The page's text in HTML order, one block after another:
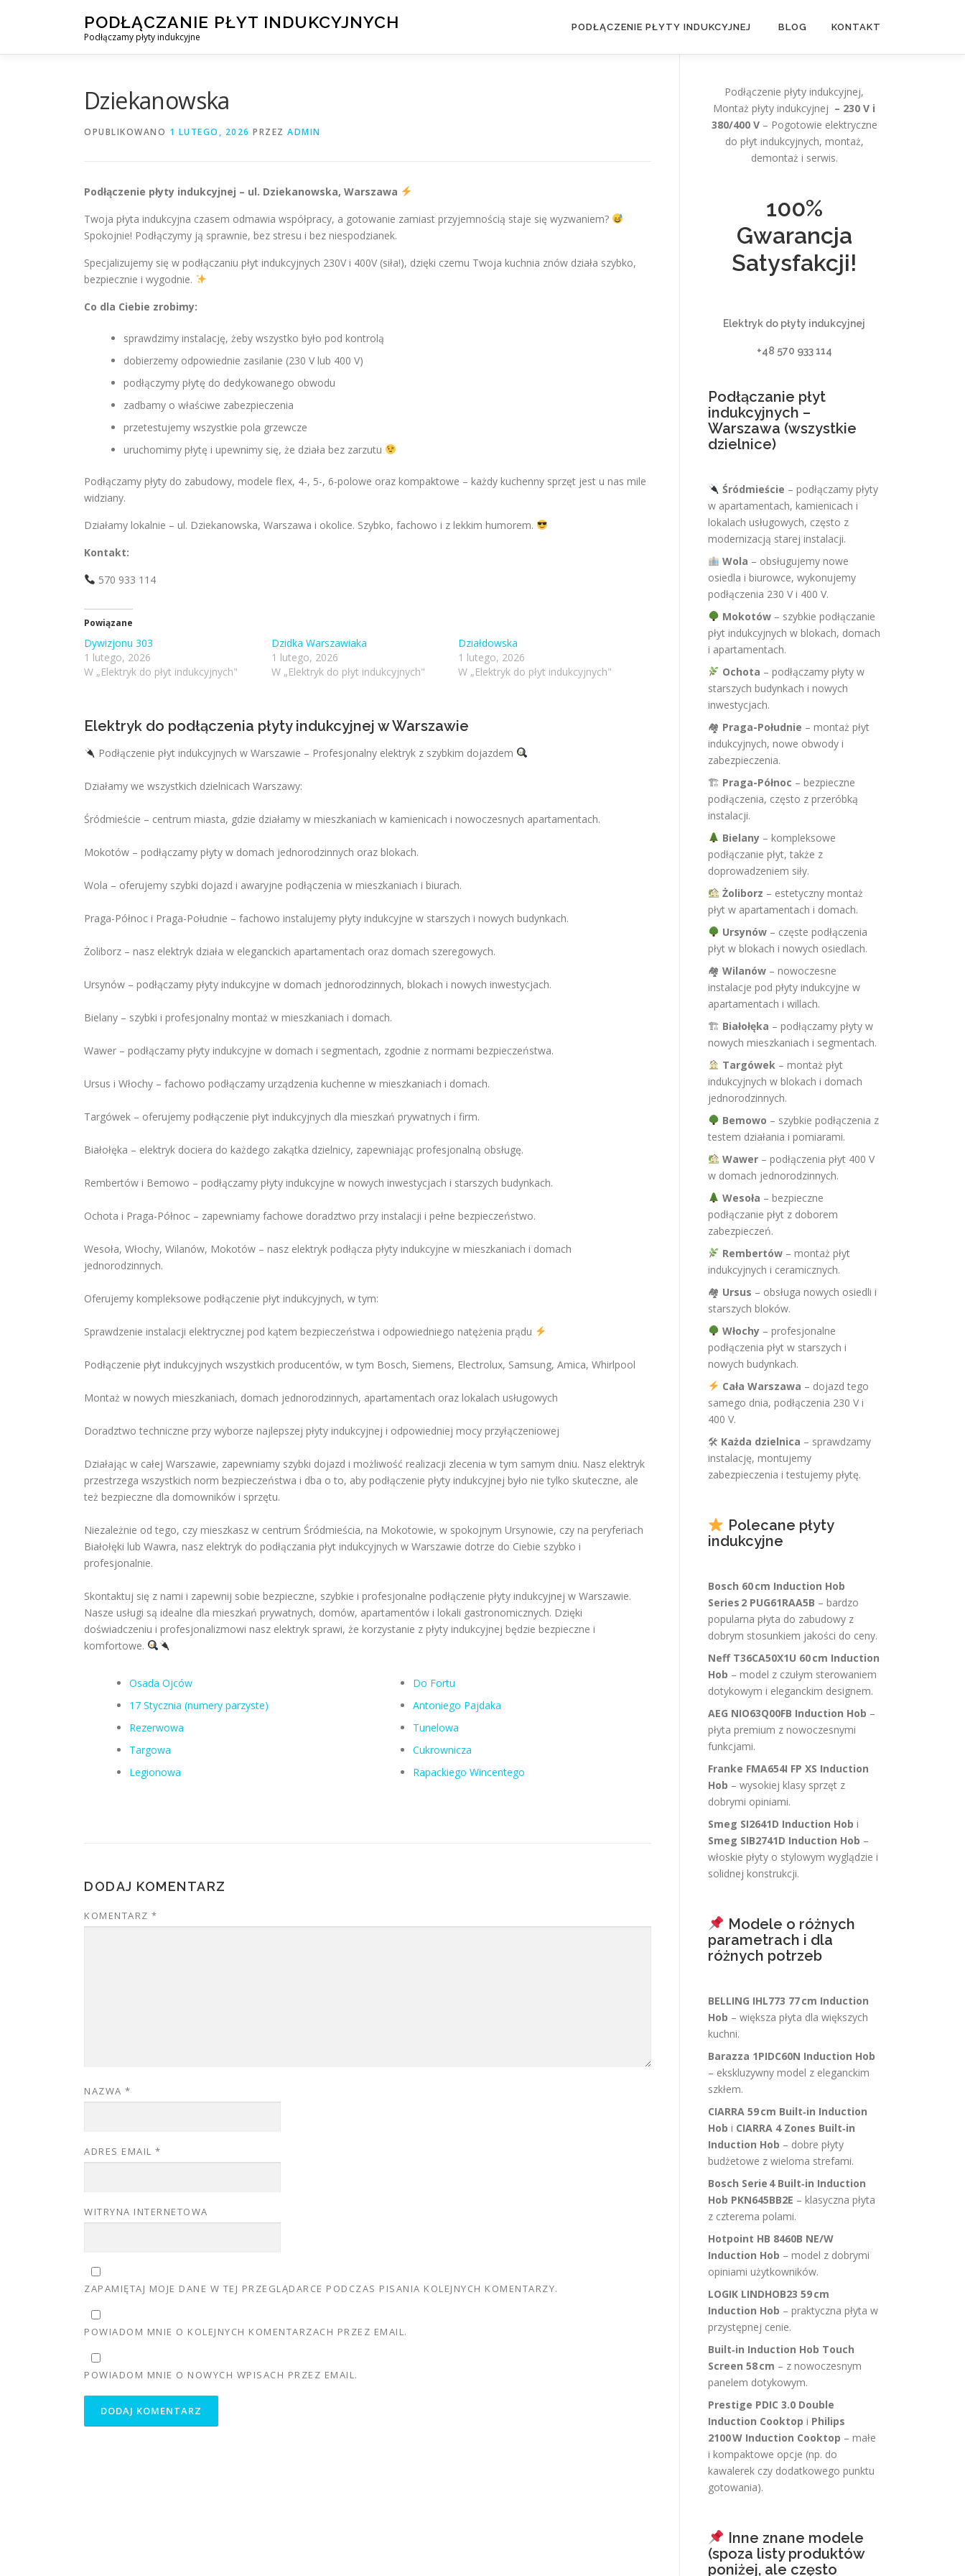
PODŁĄCZANIE PŁYT INDUKCYJNYCH
Podłączamy płyty indukcyjne
PODŁĄCZENIE PŁYTY INDUKCYJNEJ BLOG KONTAKT
Dziekanowska
OPUBLIKOWANO 1 LUTEGO, 2026 PRZEZ ADMIN
Podłączenie płyty indukcyjnej – ul. Dziekanowska, Warszawa
Twoja płyta indukcyjna czasem odmawia współpracy, a gotowanie zamiast przyjemnością staje się wyzwaniem?
Spokojnie! Podłączymy ją sprawnie, bez stresu i bez niespodzianek.
Specjalizujemy się w podłączaniu płyt indukcyjnych 230V i 400V (siła!), dzięki czemu Twoja kuchnia znów działa szybko,
bezpiecznie i wygodnie.
Co dla Ciebie zrobimy:
sprawdzimy instalację, żeby wszystko było pod kontrolą
dobierzemy odpowiednie zasilanie (230 V lub 400 V)
podłączymy płytę do dedykowanego obwodu
zadbamy o właściwe zabezpieczenia
przetestujemy wszystkie pola grzewcze
uruchomimy płytę i upewnimy się, że działa bez zarzutu
Podłączamy płyty do zabudowy, modele flex, 4-, 5-, 6-polowe oraz kompaktowe – każdy kuchenny sprzęt jest u nas mile
widziany.
Działamy lokalnie – ul. Dziekanowska, Warszawa i okolice. Szybko, fachowo i z lekkim humorem.
Kontakt:
570 933 114
Powiązane
Dywizjonu 303
1 lutego, 2026
W „Elektryk do płyt indukcyjnych"
Dzidka Warszawiaka
1 lutego, 2026
W „Elektryk do płyt indukcyjnych"
Działdowska
1 lutego, 2026
W „Elektryk do płyt indukcyjnych"
Elektryk do podłączenia płyty indukcyjnej w Warszawie
Podłączenie płyt indukcyjnych w Warszawie – Profesjonalny elektryk z szybkim dojazdem
Działamy we wszystkich dzielnicach Warszawy:
Śródmieście – centrum miasta, gdzie działamy w mieszkaniach w kamienicach i nowoczesnych apartamentach.
Mokotów – podłączamy płyty w domach jednorodzinnych oraz blokach.
Wola – oferujemy szybki dojazd i awaryjne podłączenia w mieszkaniach i biurach.
Praga-Północ i Praga-Południe – fachowo instalujemy płyty indukcyjne w starszych i nowych budynkach.
Żoliborz – nasz elektryk działa w eleganckich apartamentach oraz domach szeregowych.
Ursynów – podłączamy płyty indukcyjne w domach jednorodzinnych, blokach i nowych inwestycjach.
Bielany – szybki i profesjonalny montaż w mieszkaniach i domach.
Wawer – podłączamy płyty indukcyjne w domach i segmentach, zgodnie z normami bezpieczeństwa.
Ursus i Włochy – fachowo podłączamy urządzenia kuchenne w mieszkaniach i domach.
Targówek – oferujemy podłączenie płyt indukcyjnych dla mieszkań prywatnych i firm.
Białołęka – elektryk dociera do każdego zakątka dzielnicy, zapewniając profesjonalną obsługę.
Rembertów i Bemowo – podłączamy płyty indukcyjne w nowych inwestycjach i starszych budynkach.
Ochota i Praga-Północ – zapewniamy fachowe doradztwo przy instalacji i pełne bezpieczeństwo.
Wesoła, Włochy, Wilanów, Mokotów – nasz elektryk podłącza płyty indukcyjne w mieszkaniach i domach
jednorodzinnych.
Oferujemy kompleksowe podłączenie płyt indukcyjnych, w tym:
Sprawdzenie instalacji elektrycznej pod kątem bezpieczeństwa i odpowiedniego natężenia prądu
Podłączenie płyt indukcyjnych wszystkich producentów, w tym Bosch, Siemens, Electrolux, Samsung, Amica, Whirlpool
Montaż w nowych mieszkaniach, domach jednorodzinnych, apartamentach oraz lokalach usługowych
Doradztwo techniczne przy wyborze najlepszej płyty indukcyjnej i odpowiedniej mocy przyłączeniowej
Działając w całej Warszawie, zapewniamy szybki dojazd i możliwość realizacji zlecenia w tym samym dniu. Nasz elektryk
przestrzega wszystkich norm bezpieczeństwa i dba o to, aby podłączenie płyty indukcyjnej było nie tylko skuteczne, ale
też bezpieczne dla domowników i sprzętu.
Niezależnie od tego, czy mieszkasz w centrum Śródmieścia, na Mokotowie, w spokojnym Ursynowie, czy na peryferiach
Białołęki lub Wawra, nasz elektryk do podłączania płyt indukcyjnych w Warszawie dotrze do Ciebie szybko i
profesjonalnie.
Skontaktuj się z nami i zapewnij sobie bezpieczne, szybkie i profesjonalne podłączenie płyty indukcyjnej w Warszawie.
Nasze usługi są idealne dla mieszkań prywatnych, domów, apartamentów i lokali gastronomicznych. Dzięki
doświadczeniu i profesjonalizmowi nasz elektryk sprawi, że korzystanie z płyty indukcyjnej będzie bezpieczne i
komfortowe.
Osada Ojców
17 Stycznia (numery parzyste)
Rezerwowa
Targowa
Legionowa
Do Fortu
Antoniego Pajdaka
Tunelowa
Cukrownicza
Rapackiego Wincentego
DODAJ KOMENTARZ
KOMENTARZ *
NAZWA *
ADRES EMAIL *
WITRYNA INTERNETOWA
ZAPAMIĘTAJ MOJE DANE W TEJ PRZEGLĄDARCE PODCZAS PISANIA KOLEJNYCH KOMENTARZY.
POWIADOM MNIE O KOLEJNYCH KOMENTARZACH PRZEZ EMAIL.
POWIADOM MNIE O NOWYCH WPISACH PRZEZ EMAIL.
Podłączenie płyty indukcyjnej,
Montaż płyty indukcyjnej – 230 V i
380/400 V– Pogotowie elektryczne
do płyt indukcyjnych, montaż,
demontaż i serwis.
100%
Gwarancja
Satysfakcji!
Elektryk do płyty indukcyjnej
+48 570 933 114
Podłączanie płyt
indukcyjnych –
Warszawa (wszystkie
dzielnice)
Śródmieście – podłączamy płyty
w apartamentach, kamienicach i
lokalach usługowych, często z
modernizacją starej instalacji.
Wola – obsługujemy nowe
osiedla i biurowce, wykonujemy
podłączenia 230 V i 400 V.
Mokotów– szybkie podłączanie
płyt indukcyjnych w blokach, domach
i apartamentach.
Ochota – podłączamy płyty w
starszych budynkach i nowych
inwestycjach.
🏘 Praga-Południe – montaż płyt
indukcyjnych, nowe obwody i
zabezpieczenia.
🏗 Praga-Północ – bezpieczne
podłączenia, często z przeróbką
instalacji.
Bielany– kompleksowe
podłączanie płyt, także z
doprowadzeniem siły.
Żoliborz – estetyczny montaż
płyt w apartamentach i domach.
Ursynów– częste podłączenia
płyt w blokach i nowych osiedlach.
🏘 Wilanów – nowoczesne
instalacje pod płyty indukcyjne w
apartamentach i willach.
🏗 Białołęka – podłączamy płyty w
nowych mieszkaniach i segmentach.
Targówek– montaż płyt
indukcyjnych w blokach i domach
jednorodzinnych.
Bemowo – szybkie podłączenia z
testem działania i pomiarami.
Wawer– podłączenia płyt 400 V
w domach jednorodzinnych.
Wesoła – bezpieczne
podłączanie płyt z doborem
zabezpieczeń.
Rembertów– montaż płyt
indukcyjnych i ceramicznych.
🏘 Ursus – obsługa nowych osiedli i
starszych bloków.
Włochy– profesjonalne
podłączenia płyt w starszych i
nowych budynkach.
Cała Warszawa – dojazd tego
samego dnia, podłączenia 230 V i
400 V.
🛠 Każda dzielnica – sprawdzamy
instalację, montujemy
zabezpieczenia i testujemy płytę.
Polecane płyty
indukcyjne
Bosch 60 cm Induction Hob
Series 2 PUG61RAA5B – bardzo
popularna płyta do zabudowy z
dobrym stosunkiem jakości do ceny.
Neff T36CA50X1U 60 cm Induction
Hob – model z czułym sterowaniem
dotykowym i eleganckim designem.
AEG NIO63Q00FB Induction Hob –
płyta premium z nowoczesnymi
funkcjami.
Franke FMA654I FP XS Induction
Hob – wysokiej klasy sprzęt z
dobrymi opiniami.
Smeg SI2641D Induction Hob i
Smeg SIB2741D Induction Hob –
włoskie płyty o stylowym wyglądzie i
solidnej konstrukcji.
Modele o różnych
parametrach i dla
różnych potrzeb
BELLING IHL773 77 cm Induction
Hob – większa płyta dla większych
kuchni.
Barazza 1PIDC60N Induction Hob
– ekskluzywny model z eleganckim
szkłem.
CIARRA 59 cm Built‑in Induction
Hob i CIARRA 4 Zones Built‑in
Induction Hob – dobre płyty
budżetowe z wieloma strefami.
Bosch Serie 4 Built‑in Induction
Hob PKN645BB2E – klasyczna płyta
z czterema polami.
Hotpoint HB 8460B NE/W
Induction Hob – model z dobrymi
opiniami użytkowników.
LOGIK LINDHOB23 59 cm
Induction Hob – praktyczna płyta w
przystępnej cenie.
Built‑in Induction Hob Touch
Screen 58 cm – z nowoczesnym
panelem dotykowym.
Prestige PDIC 3.0 Double
Induction Cooktop i Philips
2100 W Induction Cooktop – małe
i kompaktowe opcje (np. do
kawalerek czy dodatkowego punktu
gotowania).
Inne znane modele
(spoza listy produktów
poniżej, ale często